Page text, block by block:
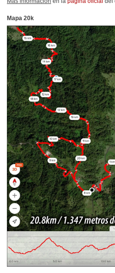
Mapa 20k